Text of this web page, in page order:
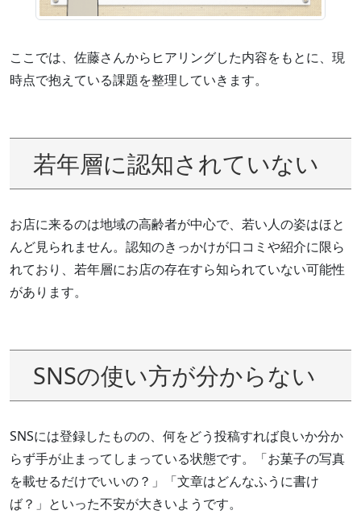
ここでは、佐藤さんからヒアリングした内容をもとに、現
時点で抱えている課題を整理していきます。
若年層に認知されていない
お店に来るのは地域の高齢者が中心で、若い人の姿はほと
んど見られません。認知のきっかけが口コミや紹介に限ら
れており、若年層にお店の存在すら知られていない可能性
があります。
SNSの使い方が分からない
SNSには登録したものの、何をどう投稿すれば良いか分か
らず手が止まってしまっている状態です。「お菓子の写真
を載せるだけでいいの？」「文章はどんなふうに書け
ば？」といった不安が大きいようです。